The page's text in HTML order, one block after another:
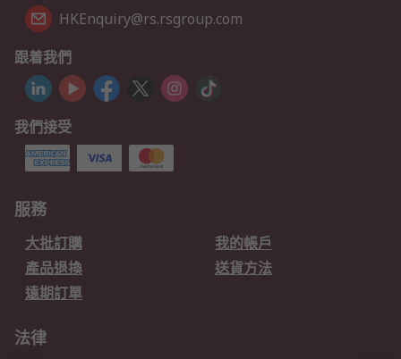
HKEnquiry@rs.rsgroup.com
跟着我們
我們接受
服務
大批訂購
我的帳戶
產品退換
送貨方法
遠期訂單
法律